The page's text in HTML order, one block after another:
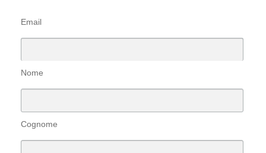
Email
Nome
Cognome